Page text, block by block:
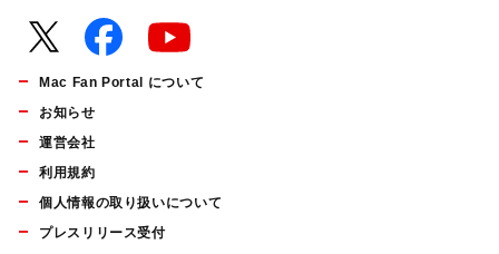
Mac Fan Portal について
お知らせ
運営会社
利用規約
個人情報の取り扱いについて
プレスリリース受付